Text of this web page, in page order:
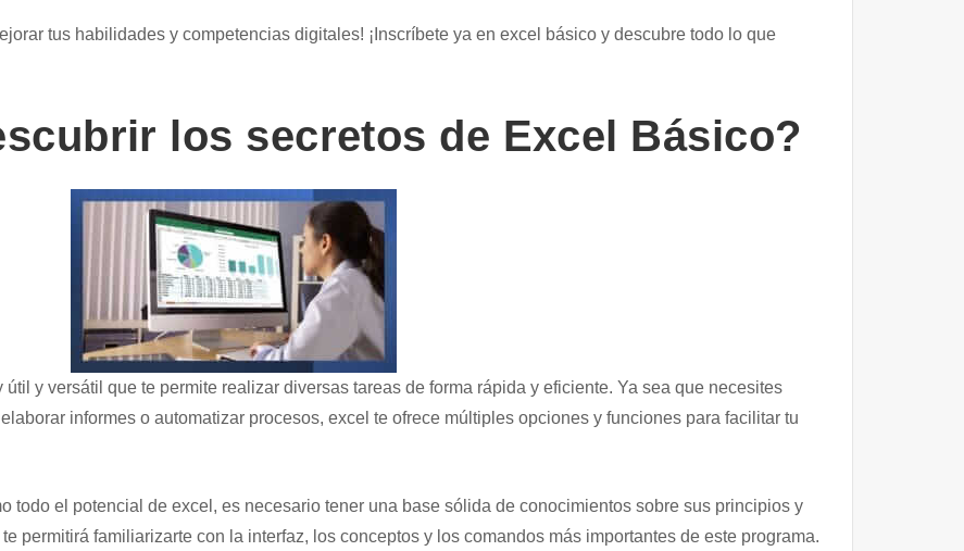
tus habilidades y competencias digitales! ¡Inscríbete ya en excel básico y descubre todo lo que
los secretos de Excel Básico?
y versátil que te permite realizar diversas tareas de forma rápida y eficiente. Ya sea que necesites
informes o automatizar procesos, excel te ofrece múltiples opciones y funciones para facilitar tu
todo el potencial de excel, es necesario tener una base sólida de conocimientos sobre sus principios y
permitirá familiarizarte con la interfaz, los conceptos y los comandos más importantes de este programa.